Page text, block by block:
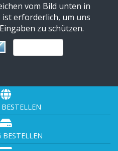
vom Bild unten in
ist erforderlich, um uns
zu schützen.
BESTELLEN